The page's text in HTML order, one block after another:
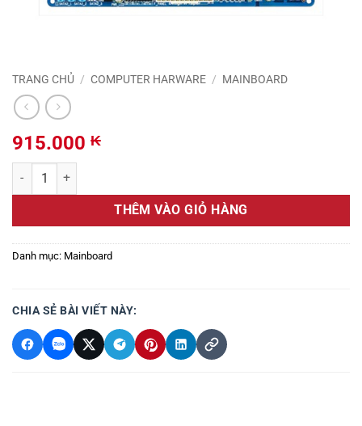
TRANG CHỦ / COMPUTER HARWARE / MAINBOARD
915.000 ₭
Số lượng
THÊM VÀO GIỎ HÀNG
Danh mục: Mainboard
CHIA SẺ BÀI VIẾT NÀY: